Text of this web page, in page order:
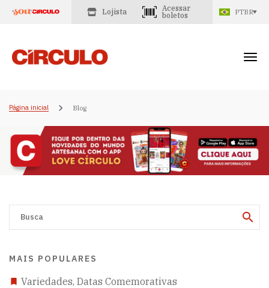
Lojista
Acessar
boletos
PTBR
Página inicial Blog
MAIS POPULARES
Variedades, Datas Comemorativas